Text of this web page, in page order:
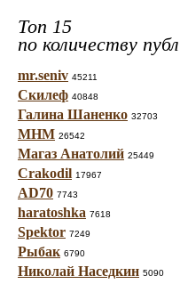
Топ 15
по количеству
mr.seniv 45211
Скилеф 40848
Галина Шаненко 32703
МНМ 26542
Магаз Анатолий 25449
Crakodil 17967
AD70 7743
haratoshka 7618
Spektor 7249
Рыбак 6790
Николай Наседкин 5090